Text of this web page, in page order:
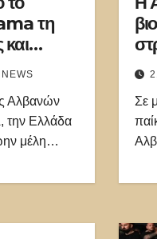
τη
Αλβανών
την Ελλάδα
μέλη…
Σε